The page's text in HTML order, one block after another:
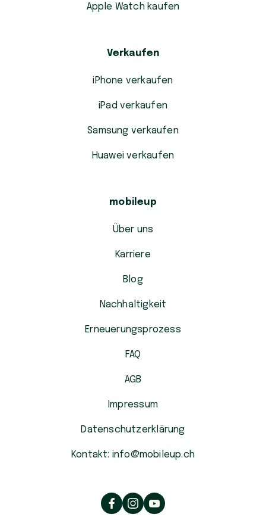
Apple Watch kaufen
Verkaufen
iPhone verkaufen
iPad verkaufen
Samsung verkaufen
Huawei verkaufen
mobileup
Über uns
Karriere
Blog
Nachhaltigkeit
Erneuerungsprozess
FAQ
AGB
Impressum
Datenschutzerklärung
Kontakt: info@mobileup.ch